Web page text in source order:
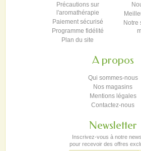
Précautions sur
l'aromathérapie
Paiement sécurisé
Programme fidélité
Plan du site
Notre
A propos
Qui sommes-nous
Nos magasins
Mentions légales
Contactez-nous
Newsletter
Inscrivez-vous à notre
pour recevoir des offres